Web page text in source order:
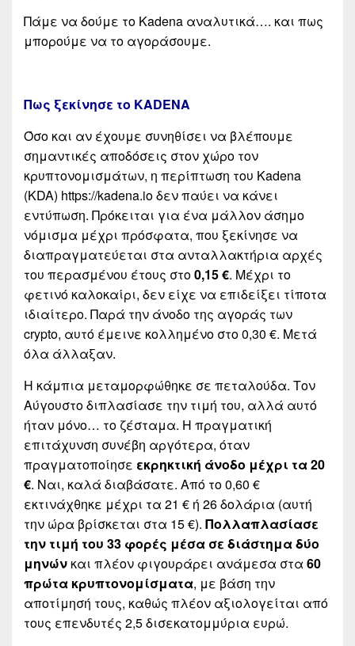
Πάμε να δούμε το Kadena αναλυτικά…. και πως
μπορούμε να το αγοράσουμε.
Πως ξεκίνησε το KADENA
Όσο και αν έχουμε συνηθίσει να βλέπουμε
σημαντικές αποδόσεις στον χώρο τον
κρυπτονομισμάτων, η περίπτωση του Kadena
(KDA) https://kadena.ioδεν παύει να κάνει
εντύπωση. Πρόκειται για ένα μάλλον άσημο
νόμισμα μέχρι πρόσφατα, που ξεκίνησε να
διαπραγματεύεται στα ανταλλακτήρια αρχές
του περασμένου έτους στο0,15 €. Μέχρι το
φετινό καλοκαίρι, δεν είχε να επιδείξει τίποτα
ιδιαίτερο. Παρά την άνοδο της αγοράς των
crypto, αυτό έμεινε κολλημένο στο 0,30 €. Μετά
όλα άλλαξαν.
Η κάμπια μεταμορφώθηκε σε πεταλούδα. Τον
Αύγουστο διπλασίασε την τιμή του, αλλά αυτό
ήταν μόνο… το ζέσταμα. Η πραγματική
επιτάχυνση συνέβη αργότερα, όταν
πραγματοποίησε εκρηκτική άνοδο μέχρι τα 20
€. Ναι, καλά διαβάσατε. Από το 0,60 €
εκτινάχθηκε μέχρι τα 21 € ή 26 δολάρια (αυτή
την ώρα βρίσκεται στα 15 €). Πολλαπλασίασε
την τιμή του 33 φορές μέσα σε διάστημα δύο
μηνών και πλέον φιγουράρει ανάμεσα στα 60
πρώτα κρυπτονομίσματα, με βάση την
αποτίμησή τους, καθώς πλέον αξιολογείται από
τους επενδυτές 2,5 δισεκατομμύρια ευρώ.